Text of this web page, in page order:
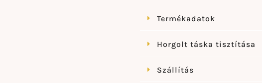
Termékadatok
Horgolt táska tisztítása
Szállítás